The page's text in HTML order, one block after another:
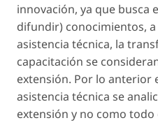
innovación, ya que busca
difundir) conocimientos,
asistencia técnica, la
capacitación se
extensión. Por lo anterior
asistencia técnica se
extensión y no como